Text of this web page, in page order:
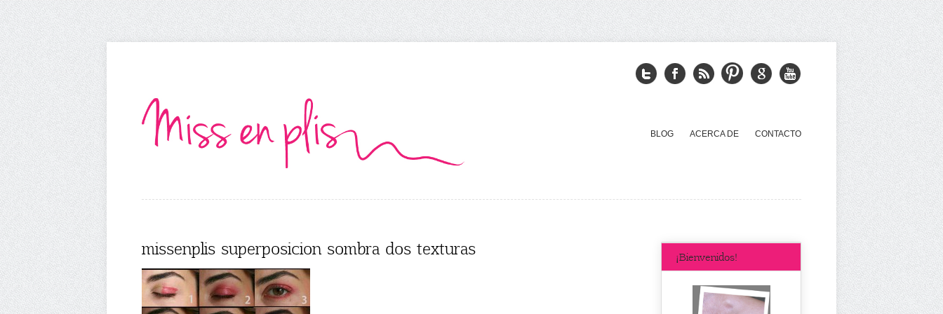
BLOG ACERCA DE CONTACTO
missenplis superposicion sombra dos texturas ¡Bienvenidos!